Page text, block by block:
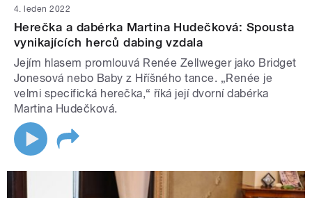
4. leden 2022
Herečka a dabérka Martina Hudečková: Spousta
vynikajících herců dabing vzdala
Jejím hlasem promlouvá Renée Zellweger jako Bridget
Jonesová nebo Baby z Hříšného tance. „Renée je
velmi specifická herečka,“ říká její dvorní dabérka
Martina Hudečková.